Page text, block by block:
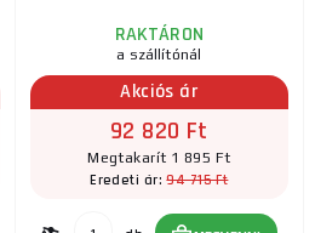
RAKTÁRON
a szállítónál
Akciós ár
92 820 Ft
Megtakarít 1 895 Ft
Eredeti ár:94 715 Ft